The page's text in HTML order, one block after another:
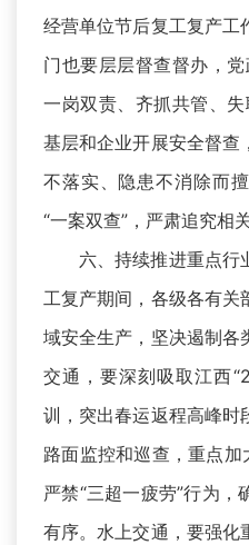
经营单位节后复工复产工
门也要层层督查督办，党
一岗双责、齐抓共管、
基层和企业开展安全督查
不落实、隐患不消除而
“一案双查”，严肃追究相
六、持续推进重点行
工复产期间，各级各有关
域安全生产，坚决遏制各
交通，要深刻吸取江西
训，突出春运返程高峰时
路面监控和巡查，重点加
严禁“三超一疲劳”行为
有序。水上交通，要强化